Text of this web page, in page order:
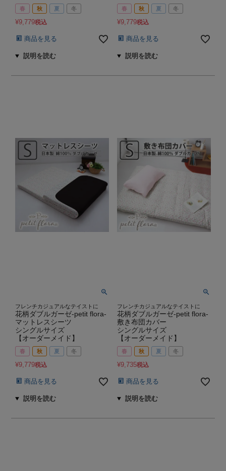
春 秋 夏 冬
¥9,779税込
商品を見る
春 秋 夏 冬
¥9,779税込
商品を見る
フレンチカジュアルなテイストに
花柄ダブルガーゼ-petit flora-
マットレスシーツ
シングルサイズ
【オーダーメイド】
春 秋 夏 冬
¥9,779税込
商品を見る
フレンチカジュアルなテイストに
花柄ダブルガーゼ-petit flora-
敷き布団カバー
シングルサイズ
【オーダーメイド】
春 秋 夏 冬
¥9,735税込
商品を見る